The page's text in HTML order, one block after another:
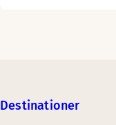
Destinationer